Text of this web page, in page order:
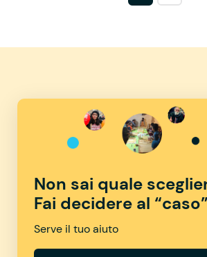
Non sai quale
Fai decidere al “caso”
Serve il tuo aiuto